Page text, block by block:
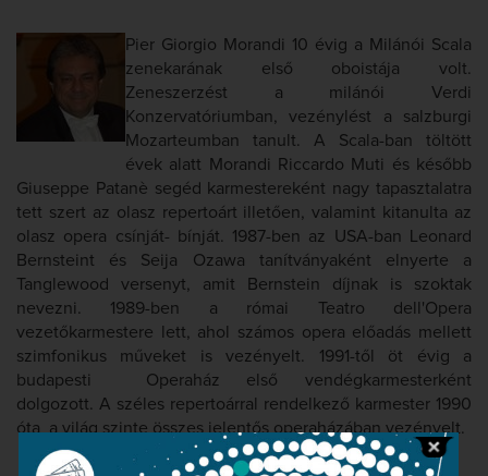
Pier Giorgio Morandi 10 évig a Milánói Scala
zenekarának első oboistája volt.
Zeneszerzést a milánói Verdi
Konzervatóriumban, vezénylést a salzburgi
Mozarteumban tanult. A Scala-ban töltött
évek alatt Morandi Riccardo Muti és később
Giuseppe Patanè segéd karmestereként nagy tapasztalatra
tett szert az olasz repertoárt illetően, valamint kitanulta az
olasz opera csínját- bínját. 1987-ben az USA-ban Leonard
Bernsteint és Seija Ozawa tanítványaként elnyerte a
Tanglewood versenyt, amit Bernstein díjnak is szoktak
nevezni. 1989-ben a római Teatro dell'Opera
vezetőkarmestere lett, ahol számos opera előadás mellett
szimfonikus műveket is vezényelt. 1991-től öt évig a
budapesti Operaház első vendégkarmesterként
dolgozott. A széles repertoárral rendelkező karmester 1990
óta a világ szinte összes jelentős operaházában vezényelt.